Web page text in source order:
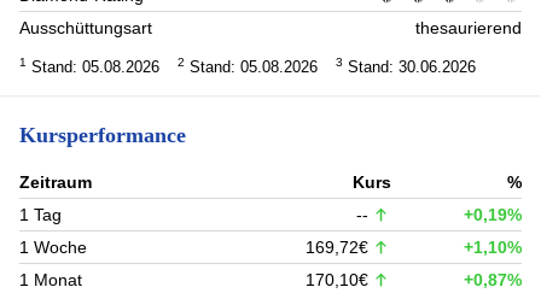
Ausschüttungsart
thesaurierend
1 Stand: 05.08.2026 2 Stand: 05.08.2026 3 Stand: 30.06.2026
Kursperformance
Zeitraum Kurs
%
1 Tag
--
+0,19%
1 Woche
169,72€
+1,10%
1 Monat
170,10€
+0,87%